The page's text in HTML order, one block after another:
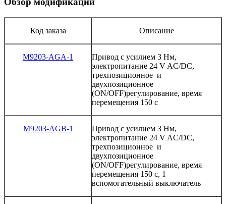
Код заказа Описание
M9203-AGA-1 Привод с усилием 3 Нм,
электропитание 24 V AC/DC,
трехпозиционное и
двухпозиционное
(ON/OFF)регулирование, время
перемещения 150 с
M9203-AGB-1 Привод с усилием 3 Нм,
электропитание 24 V AC/DC,
трехпозиционное и
двухпозиционное
(ON/OFF)регулирование, время
перемещения 150 с, 1
вспомогательный выключатель